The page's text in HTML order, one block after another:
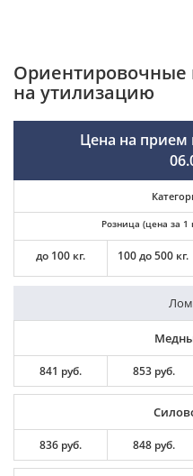
Ориентировочные
на утилизацию
Цена на прием
Розница (цена за 1
до 100 кг. 100 до 500 кг.
Лом
841 руб. 853 руб.
836 руб. 848 руб.